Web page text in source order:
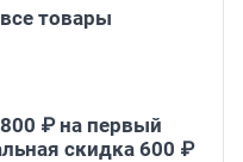
товары
₽ на первый
скидка 600 ₽